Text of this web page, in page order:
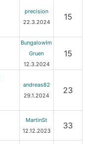
precision
22.3.2024
15
BungalowIm
Gruen
12.3.2024
15
andreas82
29.1.2024
23
MartinSt
12.12.2023
33